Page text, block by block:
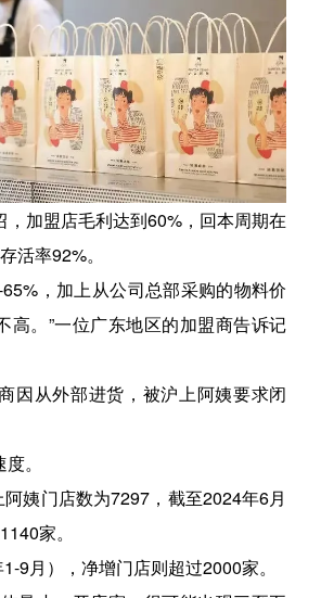
，加盟店毛利达到60%，回本周期在
活率92%。
，加上从公司总部采购的物料价
高。”一位广东地区的加盟商告诉记
因从外部进货，被沪上阿姨要求闭
。
姨门店数为7297，截至2024年6月
家。
9月），净增门店则超过2000家。